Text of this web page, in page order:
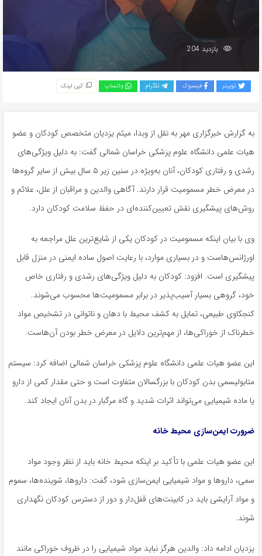
بازدید 204
توییتر فیسبوک تلگرام واتساپ کپی لینک
به گزارش خبرگزاری مهر به نقل از وبدا، میثم یزدیان متخصص کودکان و عضو
هیات علمی دانشگاه علوم پزشکی خراسان شمالی گفت: به دلیل ویژگی‌های
رشدی و رفتاری کودکان، آنان به‌ویژه در سنین زیر ۵ سال بیش از سایر گروه‌ها
در معرض خطر مسمومیت قرار دارند. آگاهی والدین و مراقبان از علل، علائم و
روش‌های پیشگیری نقش تعیین‌کننده‌ای در حفظ سلامت کودکان دارد.
وی با بیان اینکه مسمومیت در کودکان یکی از شایع‌ترین علل مراجعه به
اورژانس‌هاست و در بسیاری موارد، با رعایت اصول ساده ایمنی در منزل قابل
پیشگیری است. افزود: کودکان به دلیل ویژگی‌های رشدی و رفتاری خاص
خود، گروهی بسیار آسیب‌پذیر در برابر مسمومیت‌ها محسوب می‌شوند.
کنجکاوی طبیعی، تمایل به کشف محیط با دهان و ناتوانی در تشخیص مواد
خطرناک از خوراکی‌ها، از مهم‌ترین دلایل در معرض خطر بودن آن‌هاست.
این عضو هیات علمی دانشگاه علوم پزشکی خراسان شمالی اضافه کرد: سیستم
متابولیسمی بدن کودکان با بزرگسالان متفاوت است و حتی مقدار کمی از دارو
یا ماده شیمیایی می‌تواند اثرات شدید و گاه مرگبار در بدن آنان ایجاد کند.
ضرورت ایمن‌سازی محیط خانه
این عضو هیات علمی با تأکید بر اینکه محیط خانه باید از نظر وجود مواد
سمی، داروها و مواد شیمیایی ایمن‌سازی شود، گفت: داروها، شوینده‌ها، سموم
و مواد آرایشی باید در کابینت‌های قفل‌دار و دور از دسترس کودکان نگهداری
شوند.
یزدیان ادامه داد: والدین هرگز نباید مواد شیمیایی را در ظروف خوراکی مانند